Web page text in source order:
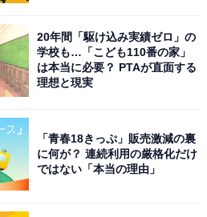
20年間「駆け込み実績ゼロ」の
学校も…「こども110番の家」
は本当に必要？ PTAが直面する
理想と現実
「青春18きっぷ」販売激減の裏
に何が？ 連続利用の厳格化だけ
ではない「本当の理由」